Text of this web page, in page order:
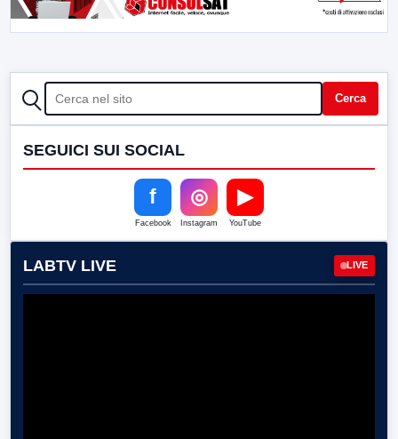
CERCA Cerca
SEGUICI SUI SOCIAL
f
Facebook
◎
Instagram
▶
YouTube
LABTV LIVE LIVE